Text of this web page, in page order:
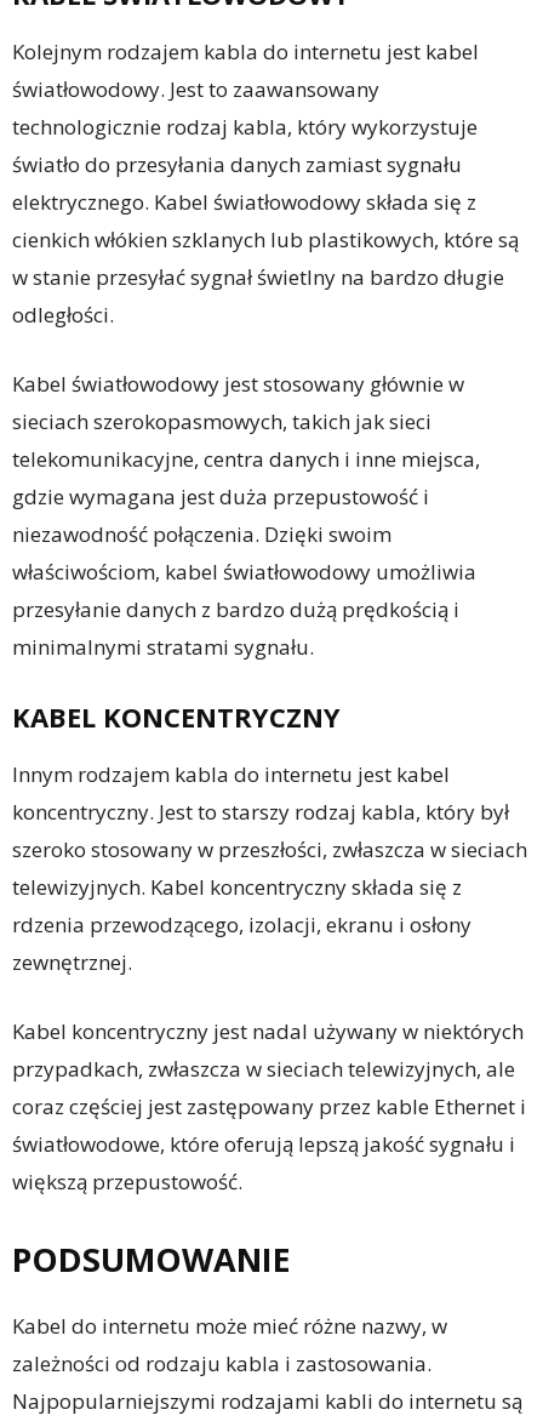
Kolejnym rodzajem kabla do internetu jest kabel
światłowodowy. Jest to zaawansowany
technologicznie rodzaj kabla, który wykorzystuje
światło do przesyłania danych zamiast sygnału
elektrycznego. Kabel światłowodowy składa się z
cienkich włókien szklanych lub plastikowych, które są
w stanie przesyłać sygnał świetlny na bardzo długie
odległości.
Kabel światłowodowy jest stosowany głównie w
sieciach szerokopasmowych, takich jak sieci
telekomunikacyjne, centra danych i inne miejsca,
gdzie wymagana jest duża przepustowość i
niezawodność połączenia. Dzięki swoim
właściwościom, kabel światłowodowy umożliwia
przesyłanie danych z bardzo dużą prędkością i
minimalnymi stratami sygnału.
KABEL KONCENTRYCZNY
Innym rodzajem kabla do internetu jest kabel
koncentryczny. Jest to starszy rodzaj kabla, który był
szeroko stosowany w przeszłości, zwłaszcza w sieciach
telewizyjnych. Kabel koncentryczny składa się z
rdzenia przewodzącego, izolacji, ekranu i osłony
zewnętrznej.
Kabel koncentryczny jest nadal używany w niektórych
przypadkach, zwłaszcza w sieciach telewizyjnych, ale
coraz częściej jest zastępowany przez kable Ethernet i
światłowodowe, które oferują lepszą jakość sygnału i
większą przepustowość.
PODSUMOWANIE
Kabel do internetu może mieć różne nazwy, w
zależności od rodzaju kabla i zastosowania.
Najpopularniejszymi rodzajami kabli do internetu są